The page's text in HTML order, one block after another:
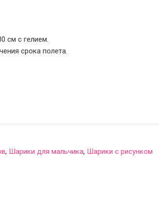
см с гелием.
срока полета.
, Шарики для мальчика, Шарики с рисунком